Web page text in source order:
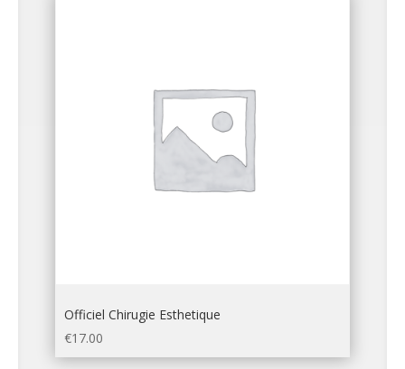
Officiel Chirugie Esthetique
€17.00